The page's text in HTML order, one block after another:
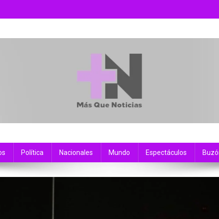
Política Nacionales Mundo Espectáculos